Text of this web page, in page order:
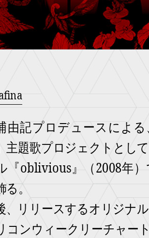
由記プロデュースによ
主題歌プロジェクトとし
『oblivious』（2008年
る。
、リリースするオリジナ
コンウィークリーチャー